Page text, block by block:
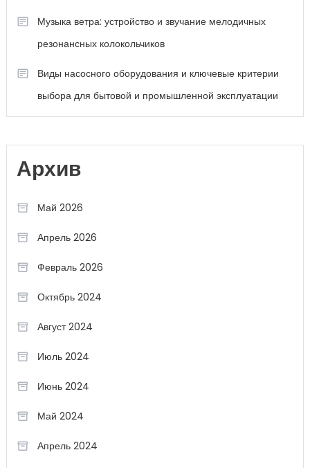
Музыка ветра: устройство и звучание мелодичных
резонансных колокольчиков
Виды насосного оборудования и ключевые критерии
выбора для бытовой и промышленной эксплуатации
Архив
Май 2026
Апрель 2026
Февраль 2026
Октябрь 2024
Август 2024
Июль 2024
Июнь 2024
Май 2024
Апрель 2024